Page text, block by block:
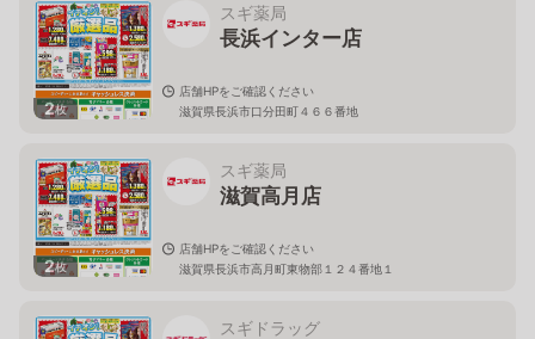
2枚
スギ薬局
長浜インター店
店舗HPをご確認ください
滋賀県長浜市口分田町４６６番地
2枚
スギ薬局
滋賀高月店
店舗HPをご確認ください
滋賀県長浜市高月町東物部１２４番地１
スギドラッグ